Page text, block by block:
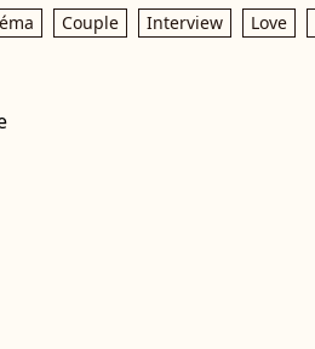
Couple Interview Love